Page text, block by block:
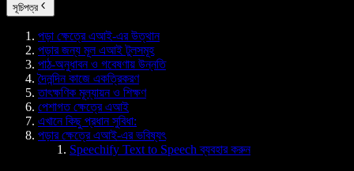
সূচিপত্র
পড়া ক্ষেত্রে এআই-এর উত্থান
পড়ার জন্য মূল এআই টুলসমূহ
পাঠ-অনুধাবন ও গবেষণায় উন্নতি
দৈনন্দিন কাজে একত্রিকরণ
তাৎক্ষণিক মূল্যায়ন ও শিক্ষণ
পেশাগত ক্ষেত্রে এআই
এখানে কিছু প্রধান সুবিধা:
পড়ার ক্ষেত্রে এআই-এর ভবিষ্যৎ
Speechify Text to Speech ব্যবহার করুন